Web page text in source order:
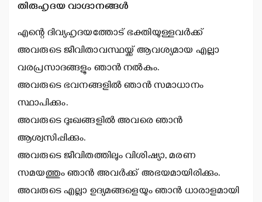
തിരുഹൃദയ വാഗ്ദാനങ്ങള്‍
എന്റെ ദിവ്യഹൃദയത്തോട് ഭക്തിയുള്ളവര്‍ക്ക്
അവരുടെ ജീവിതാവസ്ഥയ്ക്ക് ആവശ്യമായ എല്ലാ
വരപ്രസാദങ്ങളും ഞാന്‍ നല്‍കും.
അവരുടെ ഭവനങ്ങളില്‍ ഞാന്‍ സമാധാനം
സ്ഥാപിക്കും.
അവരുടെ ദുഃഖങ്ങളില്‍ അവരെ ഞാന്‍
ആശ്വസിപ്പിക്കും.
അവരുടെ ജീവിതത്തിലും വിശിഷ്യാ, മരണ
സമയത്തും ഞാന്‍ അവര്‍ക്ക് അഭയമായിരിക്കും.
അവരുടെ എല്ലാ ഉദ്യമങ്ങളെയും ഞാന്‍ ധാരാളമായി